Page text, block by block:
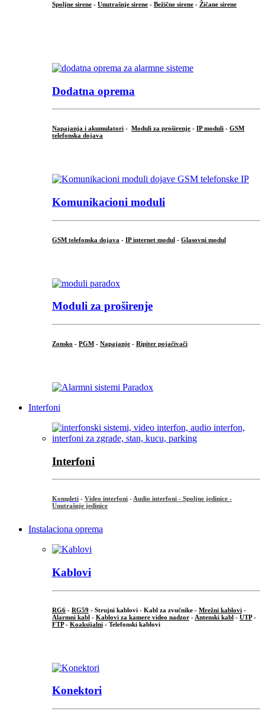
Spoljne sirene - Unutrašnje sirene - Bežične sirene - Žičane sirene
Dodatna oprema
Napajanja i akumulatori - Moduli za proširenje - IP moduli - GSM
telefonska dojava
Komunikacioni moduli
GSM telefonska dojava - IP internet modul - Glasovni modul
Moduli za proširenje
Zonsko - PGM - Napajanje - Ripiter pojačivači
Interfoni
Interfoni
Kompleti - Video interfoni - Audio interfoni - Spoljne jedinice -
Unutrašnje jedinice
Instalaciona oprema
Kablovi
RG6 - RG59 - Strujni kablovi - Kabl za zvučnike - Mrežni kablovi -
Alarmni kabl - Kablovi za kamere video nadzor - Antenski kabl - UTP-
FTP- Koaksijalni - Telefonski kablovi
Konektori